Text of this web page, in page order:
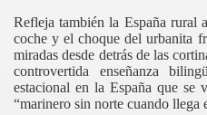
Refleja también la España rural
coche y el choque del urbanita
miradas desde detrás de las
controvertida enseñanza
estacional en la España que se
“marinero sin norte cuando llega